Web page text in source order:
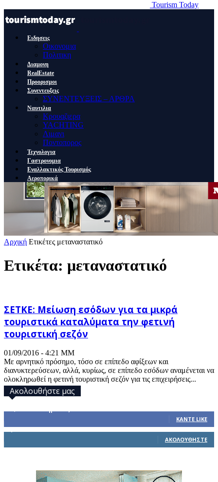
Tourism Today
Ειδησεις
Οικονομια
Πολιτικη
Διαμονη
RealEstate
Προορισμοι
Συνεντευξεις
ΣΥΝΕΝΤΕΥΞΕΙΣ – ΑΡΘΡΑ
Ναυτιλια
Κρουαζιερα
YACHTING
Λιμανι
Ποντοπορος
Τεχνολογια
Γαστρονομια
Εναλλακτικός Τουρισμός
Αεροπορικά
Αρχική Ετικέτες μεταναστατικό
Ετικέτα: μεταναστατικό
ΣΕΤΚΕ: Μείωση εσόδων για τα μικρά
τουριστικά καταλύματα την φετινή
τουριστική σεζόν
01/09/2016 - 4:21 ΜΜ
Με αρνητικό πρόσημο, τόσο σε επίπεδο αφίξεων και
διανυκτερεύσεων, αλλά, κυρίως, σε επίπεδο εσόδων αναμένεται να
ολοκληρωθεί η φετινή τουριστική σεζόν για τις επιχειρήσεις...
Ακολουθήστε μας
ΚΆΝΤΕ LIKE
ΑΚΟΛΟΥΘΉΣΤΕ